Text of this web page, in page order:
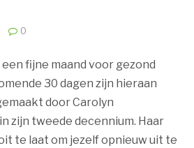
0
fijne maand voor gezond
30 dagen zijn hieraan
door Carolyn
zijn tweede decennium. Haar
te laat om jezelf opnieuw uit te